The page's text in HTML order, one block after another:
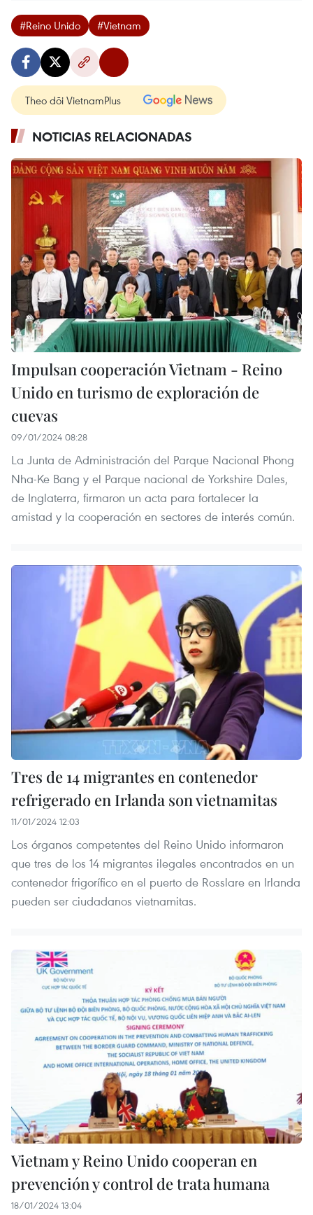
#Reino Unido #Vietnam
Theo dõi VietnamPlus
NOTICIAS RELACIONADAS
Impulsan cooperación Vietnam - Reino
Unido en turismo de exploración de
cuevas
09/01/2024 08:28
La Junta de Administración del Parque Nacional Phong
Nha-Ke Bang y el Parque nacional de Yorkshire Dales,
de Inglaterra, firmaron un acta para fortalecer la
amistad y la cooperación en sectores de interés común.
Tres de 14 migrantes en contenedor
refrigerado en Irlanda son vietnamitas
11/01/2024 12:03
Los órganos competentes del Reino Unido informaron
que tres de los 14 migrantes ilegales encontrados en un
contenedor frigorífico en el puerto de Rosslare en Irlanda
pueden ser ciudadanos vietnamitas.
Vietnam y Reino Unido cooperan en
prevención y control de trata humana
18/01/2024 13:04